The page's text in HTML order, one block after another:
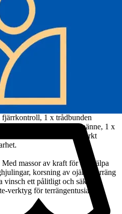
m; kabeldiameter: 9,5 mm.
starkare stålvajer. Låt dig snabbt
trasig och strandsatt på stranden.
elektriska lastbilsvinschen är
med hög precision och en
kan övervaka vinschens
terräng och väder och är lätt att
vinsch Tillbehör: 1 x elektrisk
1 x trådbunden
1 x handske, 1 x bygelspänne, 1 x
av starkt och slitstarkt
massor av kraft för att hjälpa
korsning av ojämn terräng
ett pålitligt och säkert
verktyg för terrängentusiaster.